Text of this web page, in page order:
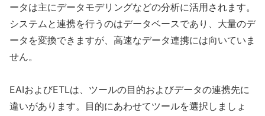
ータは主にデータモデリングなどの分析に活用されます。
システムと連携を行うのはデータベースであり、大量のデ
ータを変換できますが、高速なデータ連携には向いていま
せん。
EAIおよびETLは、ツールの目的およびデータの連携先に
違いがあります。目的にあわせてツールを選択しましょ